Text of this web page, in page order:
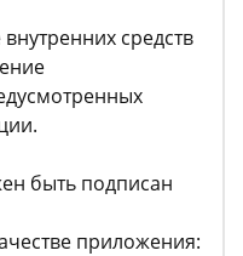
средств
быть подписан
приложения: